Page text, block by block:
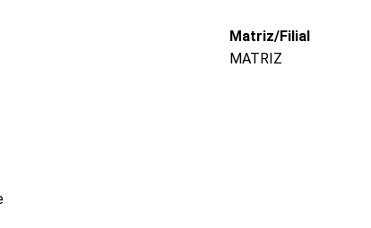
Matriz/Filial
MATRIZ